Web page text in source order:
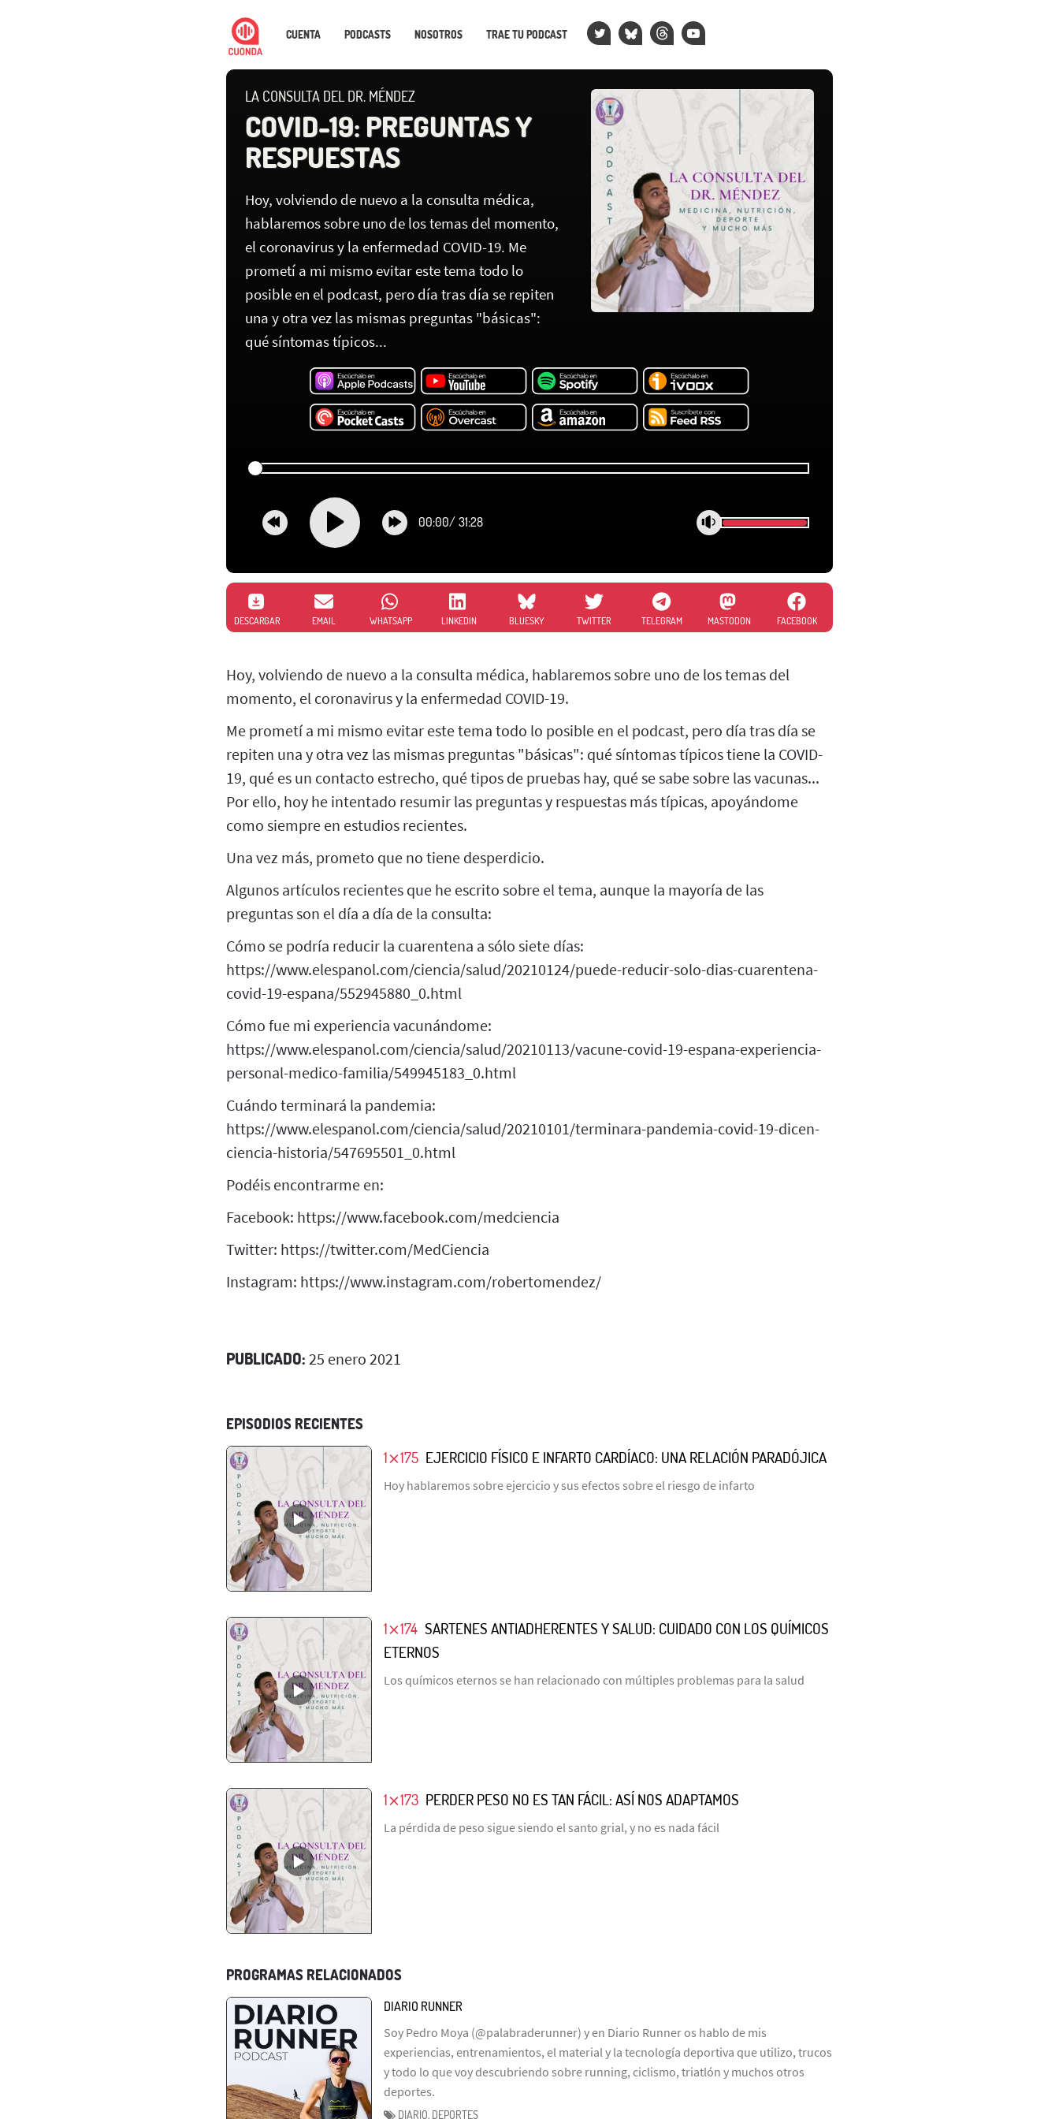
CUENTA PODCASTS NOSOTROS TRAE TU PODCAST
LA CONSULTA DEL DR. MÉNDEZ
COVID-19: PREGUNTAS Y
RESPUESTAS
Hoy, volviendo de nuevo a la consulta médica,
hablaremos sobre uno de los temas del momento,
el coronavirus y la enfermedad COVID-19. Me
prometí a mi mismo evitar este tema todo lo
posible en el podcast, pero día tras día se repiten
una y otra vez las mismas preguntas "básicas":
qué síntomas típicos...
00:00/ 31:28
DESCARGAR EMAIL WHATSAPP LINKEDIN BLUESKY TWITTER TELEGRAM MASTODON FACEBOOK
Hoy, volviendo de nuevo a la consulta médica, hablaremos sobre uno de los temas del
momento, el coronavirus y la enfermedad COVID-19.
Me prometí a mi mismo evitar este tema todo lo posible en el podcast, pero día tras día se
repiten una y otra vez las mismas preguntas "básicas": qué síntomas típicos tiene la COVID-
19, qué es un contacto estrecho, qué tipos de pruebas hay, qué se sabe sobre las vacunas...
Por ello, hoy he intentado resumir las preguntas y respuestas más típicas, apoyándome
como siempre en estudios recientes.
Una vez más, prometo que no tiene desperdicio.
Algunos artículos recientes que he escrito sobre el tema, aunque la mayoría de las
preguntas son el día a día de la consulta:
Cómo se podría reducir la cuarentena a sólo siete días:
https://www.elespanol.com/ciencia/salud/20210124/puede-reducir-solo-dias-cuarentena-
covid-19-espana/552945880_0.html
Cómo fue mi experiencia vacunándome:
https://www.elespanol.com/ciencia/salud/20210113/vacune-covid-19-espana-experiencia-
personal-medico-familia/549945183_0.html
Cuándo terminará la pandemia:
https://www.elespanol.com/ciencia/salud/20210101/terminara-pandemia-covid-19-dicen-
ciencia-historia/547695501_0.html
Podéis encontrarme en:
Facebook: https://www.facebook.com/medciencia
Twitter: https://twitter.com/MedCiencia
Instagram: https://www.instagram.com/robertomendez/
PUBLICADO: 25 enero 2021
EPISODIOS RECIENTES
1⨯175 EJERCICIO FÍSICO E INFARTO CARDÍACO: UNA RELACIÓN PARADÓJICA
Hoy hablaremos sobre ejercicio y sus efectos sobre el riesgo de infarto
1⨯174 SARTENES ANTIADHERENTES Y SALUD: CUIDADO CON LOS QUÍMICOS
ETERNOS
Los químicos eternos se han relacionado con múltiples problemas para la salud
1⨯173 PERDER PESO NO ES TAN FÁCIL: ASÍ NOS ADAPTAMOS
La pérdida de peso sigue siendo el santo grial, y no es nada fácil
PROGRAMAS RELACIONADOS
DIARIO RUNNER
Soy Pedro Moya (@palabraderunner) y en Diario Runner os hablo de mis
experiencias, entrenamientos, el material y la tecnología deportiva que utilizo, trucos
y todo lo que voy descubriendo sobre running, ciclismo, triatlón y muchos otros
deportes.
DIARIO, DEPORTES